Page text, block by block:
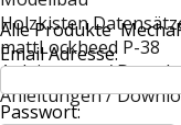
Holzkisten
mattLockheed P-38
Anleitungen /
Anleitungen /
Alle Produkte
Email Adresse:
Passwort: